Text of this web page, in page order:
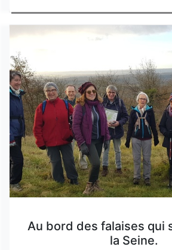
Au bord des falaises qui
la Seine.